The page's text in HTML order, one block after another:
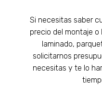
Si necesitas saber
precio del montaje
laminado,
solicitarnos
necesitas y te lo